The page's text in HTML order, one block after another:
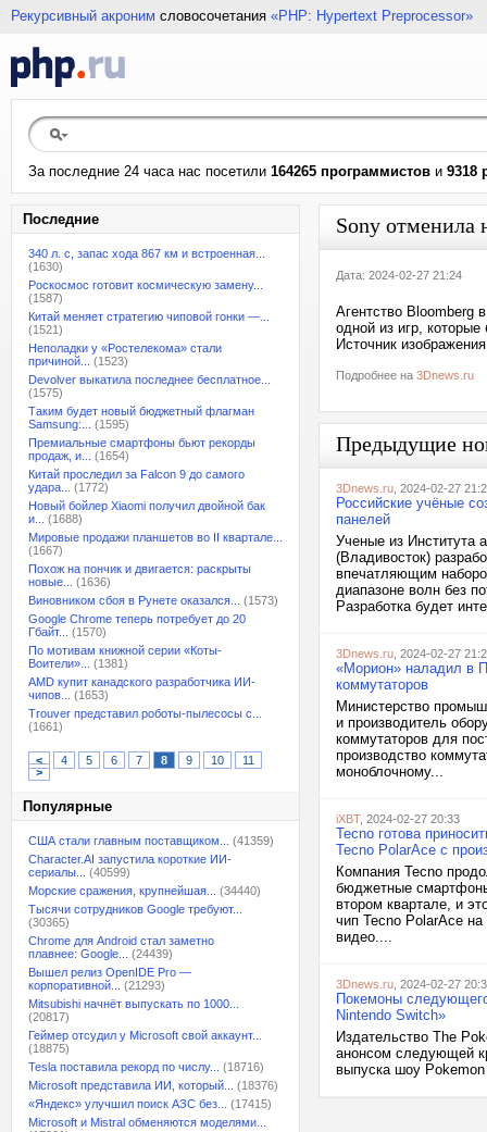
Рекурсивный акроним словосочетания «PHP: Hypertext Preprocessor»
За последние 24 часа нас посетили 164265 программистов и 9318
Последние
340 л. с, запас хода 867 км и встроенная...
(1630)
Роскосмос готовит космическую замену...
(1587)
Китай меняет стратегию чиповой гонки —...
(1521)
Неполадки у «Ростелекома» стали
причиной...
(1523)
Devolver выкатила последнее бесплатное...
(1575)
Таким будет новый бюджетный флагман
Samsung:...
(1595)
Премиальные смартфоны бьют рекорды
продаж, и...
(1654)
Китай проследил за Falcon 9 до самого
удара...
(1772)
Новый бойлер Xiaomi получил двойной бак
и...
(1688)
Мировые продажи планшетов во II квартале...
(1667)
Похож на пончик и двигается: раскрыты
новые...
(1636)
Виновником сбоя в Рунете оказался...
(1573)
Google Chrome теперь потребует до 20
Гбайт...
(1570)
По мотивам книжной серии «Коты-
Воители»...
(1381)
AMD купит канадского разработчика ИИ-
чипов...
(1653)
Trouver представил роботы-пылесосы с...
(1661)
< 4 5 6 7 8 9 10
11
>
Популярные
США стали главным поставщиком...
(41359)
Character.AI запустила короткие ИИ-
сериалы...
(40599)
Морские сражения, крупнейшая...
(34440)
Тысячи сотрудников Google требуют...
(30365)
Chrome для Android стал заметно
плавнее: Google...
(24439)
Вышел релиз OpenIDE Pro —
корпоративной...
(21293)
Mitsubishi начнёт выпускать по 1000...
(20817)
Геймер отсудил у Microsoft свой аккаунт...
(18875)
Tesla поставила рекорд по числу...
(18716)
Microsoft представила ИИ, который...
(18376)
«Яндекс» улучшил поиск АЗС без...
(17415)
Microsoft и Mistral обменяются моделями...
Sony отменила
Дата: 2024-02-27 21:24
Агентство Bloomberg
одной из игр,
Источник
Подробнее на 3Dnews.ru
Предыдущие
3Dnews.ru , 2024-02-27
Российские учёные
панелей
Ученые из Института
(Владивосток)
впечатляющим
диапазоне волн без
Разработка будет
3Dnews.ru , 2024-02-27
«Морион» наладил в
коммутаторов
Министерство
и производитель
коммутаторов для
производство
моноблочному...
iXBT, 2024-02-27 20:33
Tecno готова
Tecno PolarAce с
Компания Tecno
бюджетные
втором квартале, и
чип Tecno PolarAce
видео....
3Dnews.ru , 2024-02-27
Покемоны
Nintendo Switch»
Издательство The
анонсом следующей
выпуска шоу